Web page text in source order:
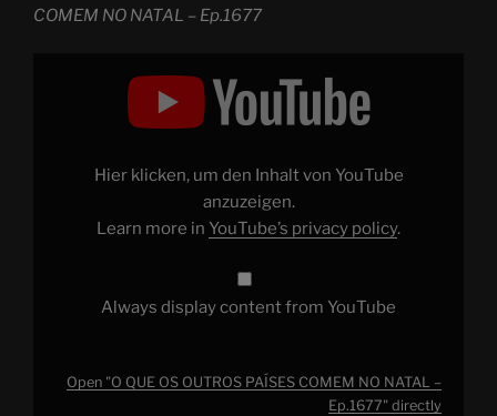
COMEM NO NATAL – Ep.1677
Hier klicken, um den Inhalt von YouTube
anzuzeigen.
Learn more in YouTube’s privacy policy.
Always display content from YouTube
Open "O QUE OS OUTROS PAÍSES COMEM NO NATAL –
Ep.1677" directly